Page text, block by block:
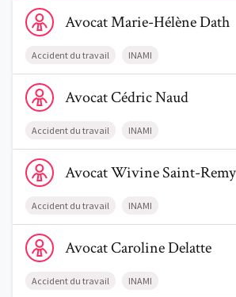
Voir le profil de AvocatMarie-Hélène Dath
AvocatMarie-HélèneDath
Accident du travail INAMI
Voir le profil de AvocatCédric Naud
AvocatCédricNaud
Accident du travail INAMI
Voir le profil de AvocatWivine Saint-Remy
AvocatWivineSaint-Remy
Accident du travail INAMI
Voir le profil de AvocatCaroline Delatte
AvocatCarolineDelatte
Accident du travail INAMI